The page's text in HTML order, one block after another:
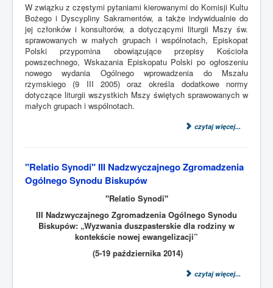
W związku z częstymi pytaniami kierowanymi do Komisji Kultu
Bożego i Dyscypliny Sakramentów, a także indywidualnie do
jej członków i konsultorów, a dotyczącymi liturgii Mszy św.
sprawowanych w małych grupach i wspólnotach, Episkopat
Polski przypomina obowiązujące przepisy Kościoła
powszechnego, Wskazania Episkopatu Polski po ogłoszeniu
nowego wydania Ogólnego wprowadzenia do Mszału
rzymskiego (9 III 2005) oraz określa dodatkowe normy
dotyczące liturgii wszystkich Mszy świętych sprawowanych w
małych grupach i wspólnotach.
czytaj więcej...
"Relatio Synodi" III Nadzwyczajnego Zgromadzenia
Ogólnego Synodu Biskupów
"Relatio Synodi"
III Nadzwyczajnego Zgromadzenia Ogólnego Synodu
Biskupów: „Wyzwania duszpasterskie dla rodziny w
kontekście nowej ewangelizacji”
(5-19 października 2014)
czytaj więcej...